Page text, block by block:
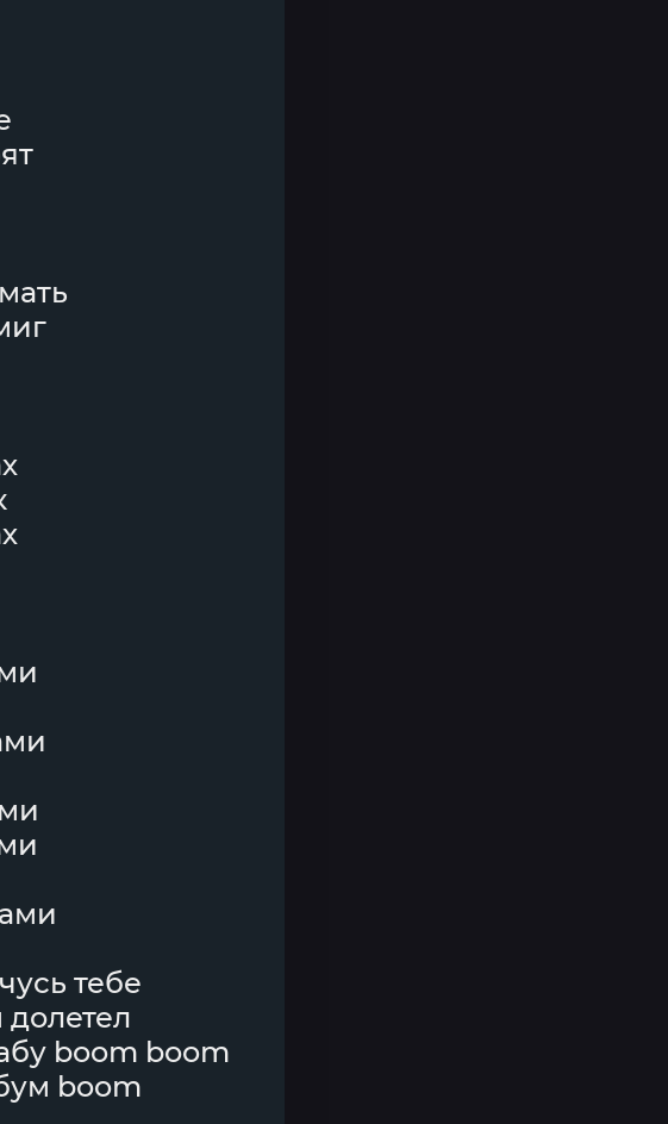
тебе
boom boom
boom